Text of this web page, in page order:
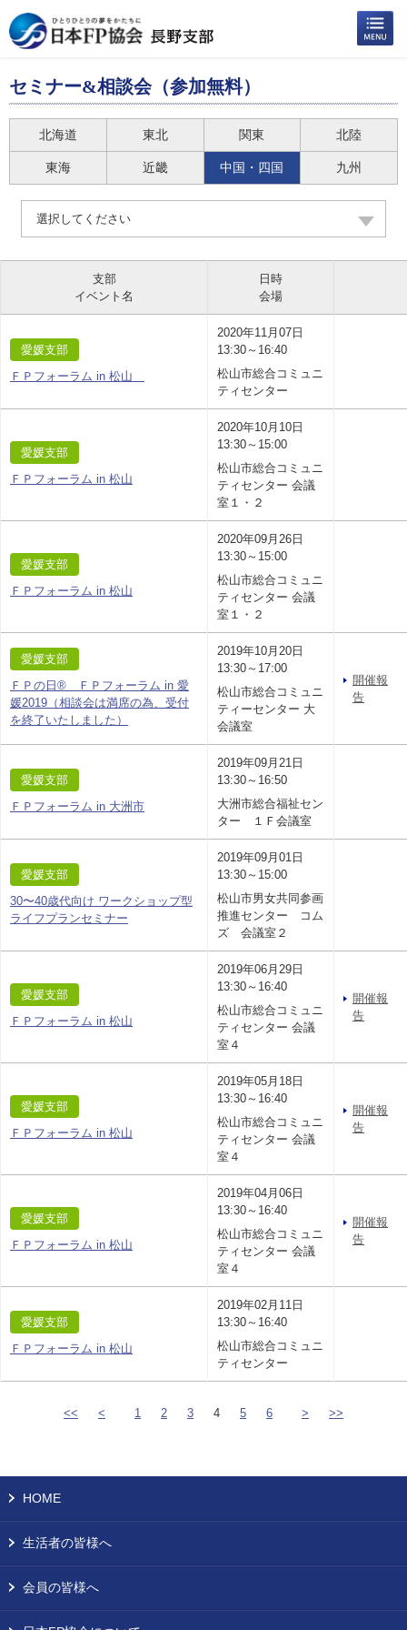
セミナー&相談会（参加無料）
北海道 東北 関東 北陸
東海 近畿 中国・四国 九州
選択してください
支部
イベント名
日時
会場
愛媛支部
ＦＰフォーラム in 松山
2020年11月07日
13:30～16:40
松山市総合コミュニ
ティセンター
愛媛支部
ＦＰフォーラム in 松山
2020年10月10日
13:30～15:00
松山市総合コミュニ
ティセンター 会議
室１・２
愛媛支部
ＦＰフォーラム in 松山
2020年09月26日
13:30～15:00
松山市総合コミュニ
ティセンター 会議
室１・２
愛媛支部
ＦＰの日® ＦＰフォーラム in 愛
媛2019（相談会は満席の為、受付
を終了いたしました）
2019年10月20日
13:30～17:00
松山市総合コミュニ
ティーセンター 大
会議室
開催報
告
愛媛支部
ＦＰフォーラム in 大洲市
2019年09月21日
13:30～16:50
大洲市総合福祉セン
ター １Ｆ会議室
愛媛支部
30〜40歳代向け ワークショップ型
ライフプランセミナー
2019年09月01日
13:30～15:00
松山市男女共同参画
推進センター コム
ズ 会議室２
愛媛支部
ＦＰフォーラム in 松山
2019年06月29日
13:30～16:40
松山市総合コミュニ
ティセンター 会議
室４
開催報
告
愛媛支部
ＦＰフォーラム in 松山
2019年05月18日
13:30～16:40
松山市総合コミュニ
ティセンター 会議
室４
開催報
告
愛媛支部
ＦＰフォーラム in 松山
2019年04月06日
13:30～16:40
松山市総合コミュニ
ティセンター 会議
室４
開催報
告
愛媛支部
ＦＰフォーラム in 松山
2019年02月11日
13:30～16:40
松山市総合コミュニ
ティセンター
<< < 1 2 3 4 5 6 > >>
HOME
生活者の皆様へ
会員の皆様へ